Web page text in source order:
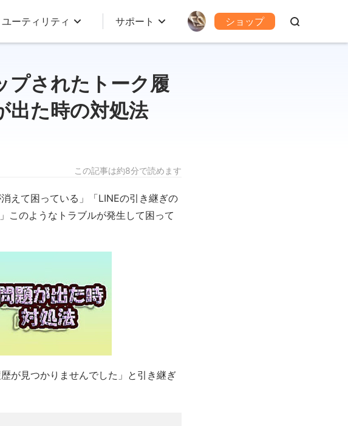
ユーティリティ サポート ショップ
プされたトーク履
出た時の対処法
この記事は約8分で読めます
えて困っている」「LINEの引き継ぎの
このようなトラブルが発生して困って
が見つかりませんでした」と引き継ぎ